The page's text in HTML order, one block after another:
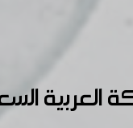
العربية